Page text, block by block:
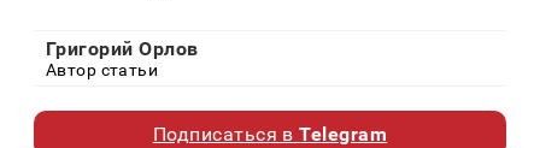
Григорий Орлов
Автор статьи
Подписаться вTelegram